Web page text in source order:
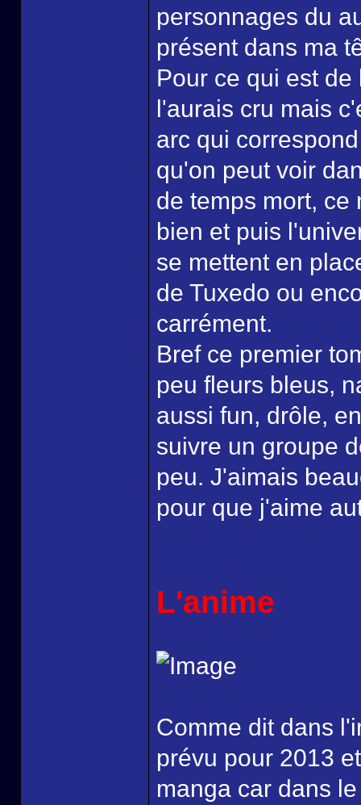
personnages du
présent dans ma
Pour ce qui est
l'aurais cru mais
arc qui
qu'on peut voir
de temps mort, ce
bien et puis
se mettent en
de Tuxedo ou
carrément.
Bref ce premier
peu fleurs bleus,
aussi fun, drôle,
suivre un groupe
peu. J'aimais
pour que j'aime
L'anime
Comme dit dans
prévu pour 2013
manga car dans